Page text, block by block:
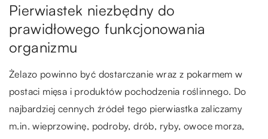
Pierwiastek niezbędny do
prawidłowego funkcjonowania
organizmu
Żelazo powinno być dostarczanie wraz z pokarmem w
postaci mięsa i produktów pochodzenia roślinnego. Do
najbardziej cennych źródeł tego pierwiastka zaliczamy
m.in. wieprzowinę, podroby, drób, ryby, owoce morza,